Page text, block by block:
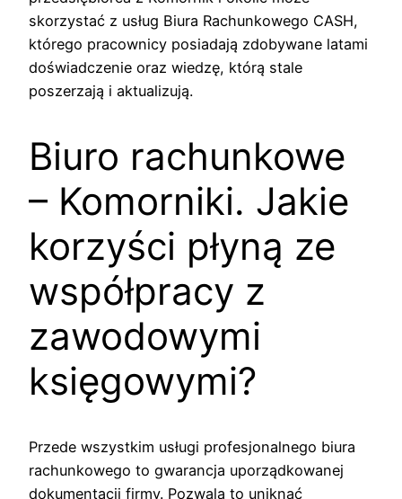
skorzystać z usług Biura Rachunkowego CASH,
którego pracownicy posiadają zdobywane latami
doświadczenie oraz wiedzę, którą stale
poszerzają i aktualizują.
Biuro rachunkowe
– Komorniki. Jakie
korzyści płyną ze
współpracy z
zawodowymi
księgowymi?
Przede wszystkim usługi profesjonalnego biura
rachunkowego to gwarancja uporządkowanej
dokumentacji firmy. Pozwala to uniknąć